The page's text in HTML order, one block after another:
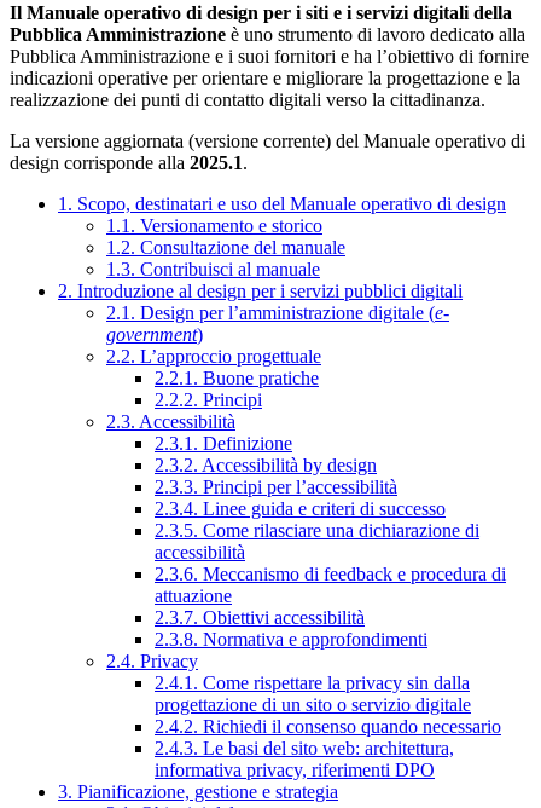
Il Manuale operativo di design per i siti e i servizi digitali della
Pubblica Amministrazione è uno strumento di lavoro dedicato alla
Pubblica Amministrazione e i suoi fornitori e ha l’obiettivo di fornire
indicazioni operative per orientare e migliorare la progettazione e la
realizzazione dei punti di contatto digitali verso la cittadinanza.
La versione aggiornata (versione corrente) del Manuale operativo di
design corrisponde alla 2025.1.
1. Scopo, destinatari e uso del Manuale operativo di design
1.1. Versionamento e storico
1.2. Consultazione del manuale
1.3. Contribuisci al manuale
2. Introduzione al design per i servizi pubblici digitali
2.1. Design per l’amministrazione digitale (e-
government)
2.2. L’approccio progettuale
2.2.1. Buone pratiche
2.2.2. Principi
2.3. Accessibilità
2.3.1. Definizione
2.3.2. Accessibilità by design
2.3.3. Principi per l’accessibilità
2.3.4. Linee guida e criteri di successo
2.3.5. Come rilasciare una dichiarazione di
accessibilità
2.3.6. Meccanismo di feedback e procedura di
attuazione
2.3.7. Obiettivi accessibilità
2.3.8. Normativa e approfondimenti
2.4. Privacy
2.4.1. Come rispettare la privacy sin dalla
progettazione di un sito o servizio digitale
2.4.2. Richiedi il consenso quando necessario
2.4.3. Le basi del sito web: architettura,
informativa privacy, riferimenti DPO
3. Pianificazione, gestione e strategia